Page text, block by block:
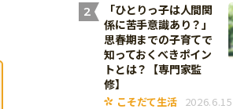
2
「ひとりっ子は人間関
係に苦手意識あり？」
思春期までの子育てで
知っておくべきポイン
トとは？【専門家監
修】
こそだて生活 2026.6.15